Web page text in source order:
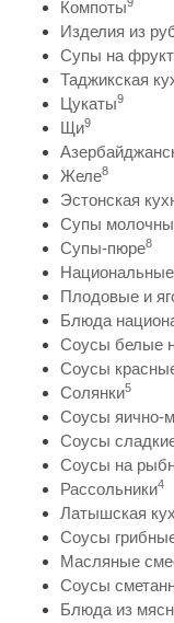
Компоты
Изделия из
Супы на
Таджикская
Цукаты9
Щи9
Желе8
Эстонская
Супы
Супы-пюре8
Плодовые и
Блюда
Соусы белые
Соусы
Солянки5
Соусы яично-
Соусы
Соусы на
Рассольники4
Латышская
Соусы
Масляные
Соусы
Блюда из